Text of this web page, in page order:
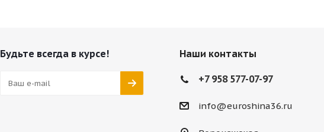
Будьте всегда в курсе! Наши контакты
+7 958 577-07-97
info@euroshina36.ru